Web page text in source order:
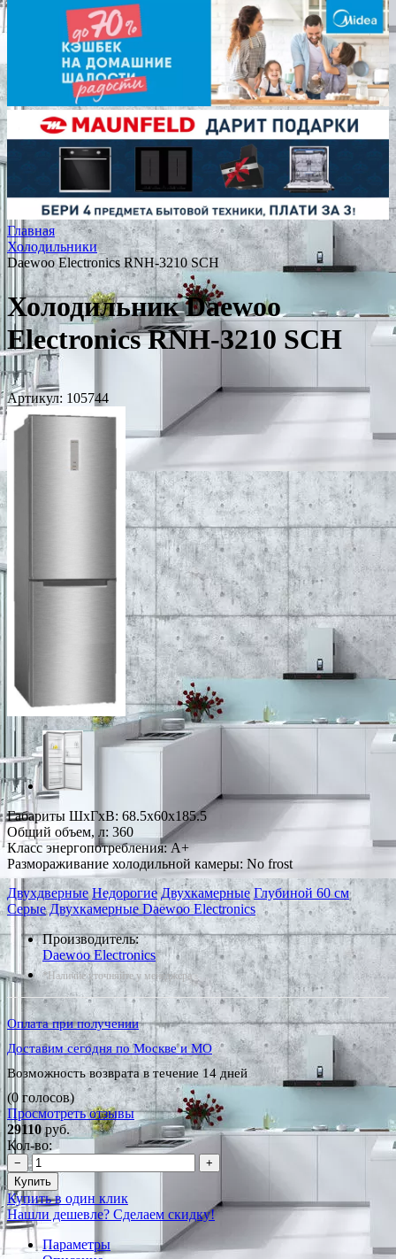
Главная
Холодильники
Daewoo Electronics RNH-3210 SCH
Холодильник Daewoo
Electronics RNH-3210 SCH
Артикул: 105744
Габариты ШxГxВ: 68.5x60x185.5
Общий объем, л: 360
Класс энергопотребления: A+
Размораживание холодильной камеры: No frost
Двухдверные Недорогие Двухкамерные Глубиной 60 см
Серые Двухкамерные Daewoo Electronics
Производитель:
Daewoo Electronics
*Наличие уточняйте у менеджера
Оплата при получении
Доставим сегодня по Москве и МО
Возможность возврата в течение 14 дней
(0 голосов)
Просмотреть отзывы
29110руб.
Кол-во:
−
+
Купить
Купить в один клик
Нашли дешевле? Сделаем скидку!
Параметры